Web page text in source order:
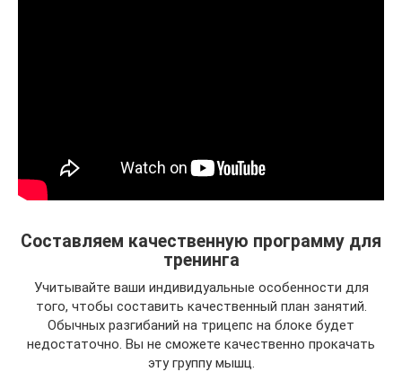
Составляем качественную программу для
тренинга
Учитывайте ваши индивидуальные особенности для
того, чтобы составить качественный план занятий.
Обычных разгибаний на трицепс на блоке будет
недостаточно. Вы не сможете качественно прокачать
эту группу мышц.